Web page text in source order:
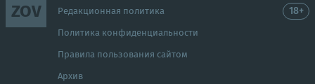
ZOV Редакционная политика
Политика конфиденциальности
Правила пользования сайтом
Архив
18+